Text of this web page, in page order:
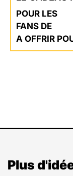
POUR LES
FANS DE
A OFFRIR
Plus